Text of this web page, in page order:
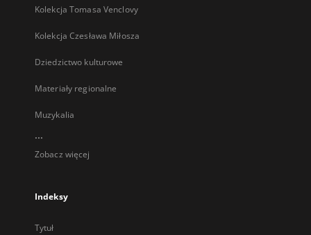
Kolekcja Tomasa Venclovy
Kolekcja Czesława Miłosza
Dziedzictwo kulturowe
Materiały regionalne
Muzykalia
...
Zobacz więcej
Indeksy
Tytuł